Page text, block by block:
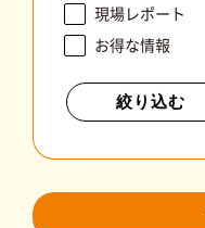
現場レポート
お得な情報
絞り込む